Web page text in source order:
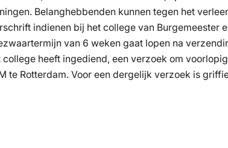
Belanghebbenden kunnen tegen het
indienen bij het college van Burgemeester
van 6 weken gaat lopen na
heeft ingediend, een verzoek om
te Rotterdam. Voor een dergelijk verzoek is